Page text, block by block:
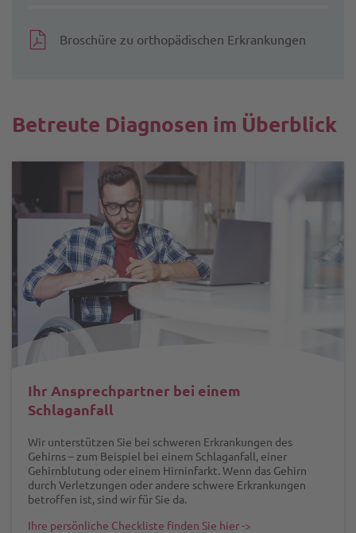
Broschüre zu orthopädischen Erkrankungen
Betreute Diagnosen im Überblick
Ihr Ansprechpartner bei einem
Schlaganfall
Wir unterstützen Sie bei schweren Erkrankungen des
Gehirns – zum Beispiel bei einem Schlaganfall, einer
Gehirnblutung oder einem Hirninfarkt. Wenn das Gehirn
durch Verletzungen oder andere schwere Erkrankungen
betroffen ist, sind wir für Sie da.
Ihre persönliche Checkliste finden Sie hier ->